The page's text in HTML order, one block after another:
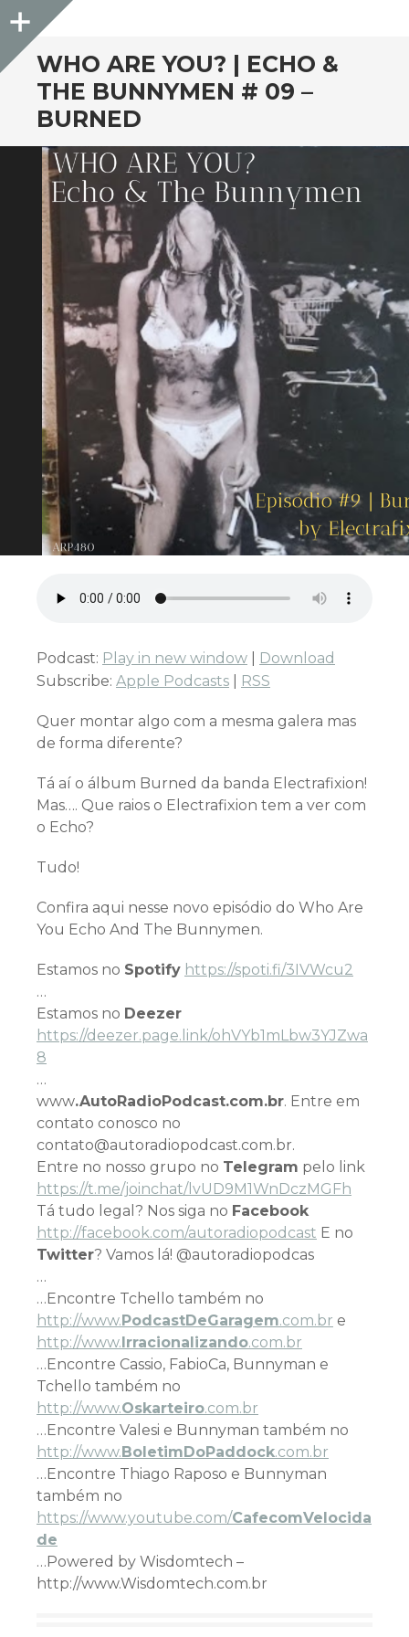
Sidebar
WHO ARE YOU? | ECHO &
THE BUNNYMEN # 09 –
BURNED
Podcast: Play in new window
Download
Subscribe: Apple Podcasts RSS
Quer montar algo com a mesma galera mas
de forma diferente?
Tá aí o álbum Burned da banda Electrafixion!
Mas…. Que raios o Electrafixion tem a ver com
o Echo?
Tudo!
Confira aqui nesse novo episódio do Who Are
You Echo And The Bunnymen.
Estamos no Spotify https://spoti.fi/3IVWcu2
…
Estamos no Deezer
https://deezer.page.link/ohVYb1mLbw3YJZwa
8
…
www.AutoRadioPodcast.com.br. Entre em
contato conosco no
contato@autoradiopodcast.com.br.
Entre no nosso grupo no Telegram pelo link
https://t.me/joinchat/lvUD9M1WnDczMGFh
Tá tudo legal? Nos siga no Facebook
http://facebook.com/autoradiopodcast E no
Twitter? Vamos lá! @autoradiopodcas
…
…Encontre Tchello também no
http://www.PodcastDeGaragem.com.br e
http://www.Irracionalizando.com.br
…Encontre Cassio, FabioCa, Bunnyman e
Tchello também no
http://www.Oskarteiro.com.br
…Encontre Valesi e Bunnyman também no
http://www.BoletimDoPaddock.com.br
…Encontre Thiago Raposo e Bunnyman
também no
https://www.youtube.com/CafecomVelocida
de
…Powered by Wisdomtech –
http://www.Wisdomtech.com.br